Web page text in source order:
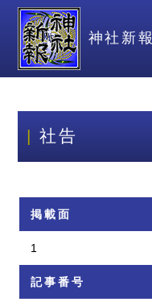
神社新報
社告
掲載面
1
記事番号